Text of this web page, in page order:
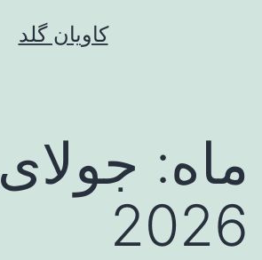
کاویان گلد
ماه: جولای
2026